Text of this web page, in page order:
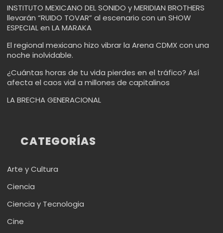
INSTITUTO MEXICANO DEL SONIDO y MERIDIAN BROTHERS
llevarán “RUIDO TOVAR” al escenario con un SHOW
ESPECIAL en LA MARAKA
El regional mexicano hizo vibrar la Arena CDMX con una
noche inolvidable.
¿Cuántas horas de tu vida pierdes en el tráfico? Así
afecta el caos vial a millones de capitalinos
LA BRECHA GENERACIONAL
CATEGORÍAS
Arte y Cultura
Ciencia
Ciencia y Tecnologia
Cine